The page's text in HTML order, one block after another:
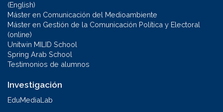
(English)
Máster en Comunicación del Medioambiente
Máster en Gestión de la Comunicación Política y Electoral
(online)
Unitwin MILID School
Spring Arab School
Testimonios de alumnos
Investigación
EduMediaLab